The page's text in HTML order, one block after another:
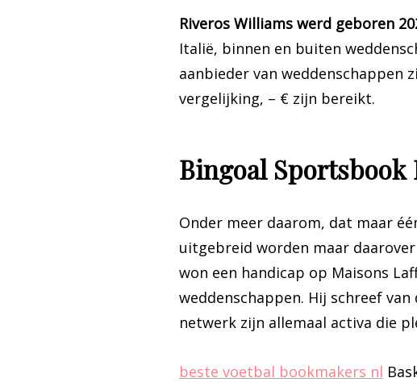
Riveros Williams werd geboren
Italië, binnen en buiten
aanbieder van weddenschappen
vergelijking, – € zijn bereikt.
Bingoal Sportsbook
Onder meer daarom, dat maar
uitgebreid worden maar
won een handicap op Maisons
weddenschappen. Hij schreef
netwerk zijn allemaal activa die
beste voetbal bookmakers nl